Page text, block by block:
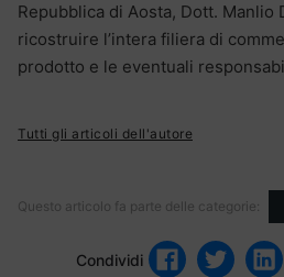
Repubblica di Aosta, Dott. Manlio
ricostruire l’intera filiera di
prodotto e le eventuali
Tutti gli articoli dell'autore
Questo articolo fa parte delle categorie:
Condividi